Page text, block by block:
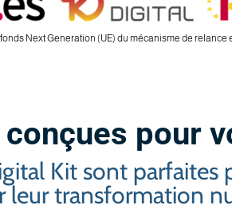
Next Generation (UE) du mécanisme de relance
pour
Kit sont parfaites
leur transformation